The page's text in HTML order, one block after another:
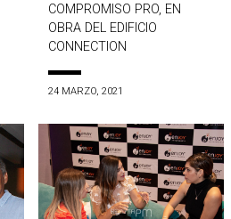
COMPROMISO PRO, EN
OBRA DEL EDIFICIO
CONNECTION
24 MARZO, 2021